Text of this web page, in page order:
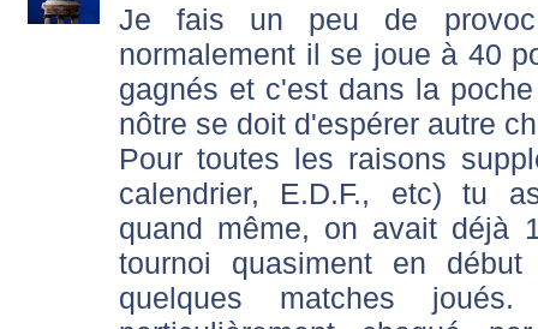
Je fais un peu de
normalement il se joue à 40
gagnés et c'est dans la
nôtre se doit d'espérer autre
Pour toutes les raisons
calendrier, E.D.F., etc) tu
quand même, on avait déjà
tournoi quasiment en
quelques matches